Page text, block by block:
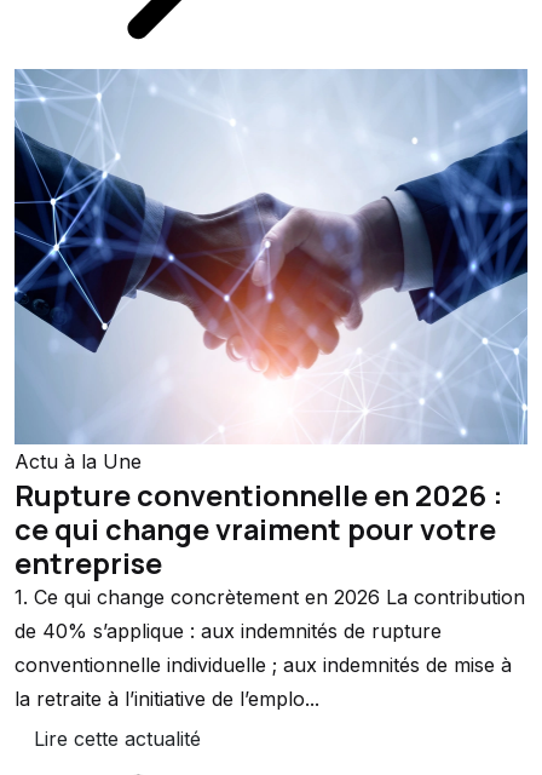
Actu à la Une
Rupture conventionnelle en 2026 :
ce qui change vraiment pour votre
entreprise
1. Ce qui change concrètement en 2026 La contribution
de 40% s’applique : aux indemnités de rupture
conventionnelle individuelle ; aux indemnités de mise à
la retraite à l’initiative de l’emplo...
Lire cette actualité